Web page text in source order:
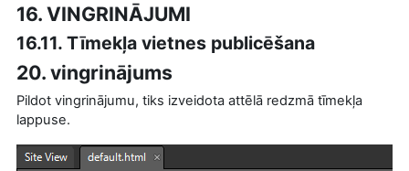
16. VINGRINĀJUMI
16.11. Tīmekļa vietnes publicēšana
20. vingrinājums
Pildot vingrinājumu, tiks izveidota attēlā redzmā tīmekļa
lappuse.